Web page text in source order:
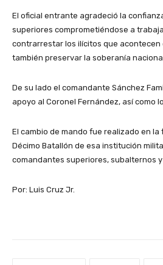
El oficial entrante agradeció la
superiores comprometiéndose a
contrarrestar los ilícitos que acontecen
también preservar la soberanía
De su lado el comandante Sánchez
apoyo al Coronel Fernández, así como
El cambio de mando fue realizado en la
Décimo Batallón de esa institución
comandantes superiores, subalternos
Por: Luis Cruz Jr.